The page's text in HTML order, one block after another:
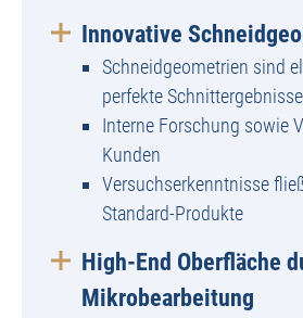
Innovative
Schneidgeometrien sind
perfekte Schnittergebnisse
Interne Forschung sowie
Kunden
Versuchserkenntnisse
Standard-Produkte
High-End Oberfläche
Mikrobearbeitung